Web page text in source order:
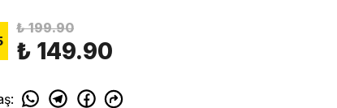
₺ 199.90
₺ 149.90
: